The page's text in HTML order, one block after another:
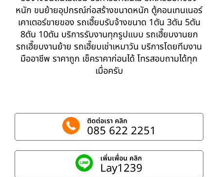
หนัก ขนย้ายอุปกรณ์ก่อสร้างขนาดหนัก ตู้คอนเทนเนอร์
เคาเตอร์ขายของ รถเฮี๊ยบรับจ้างขนาด 1ตัน 3ตัน 5ตัน
8ตัน 10ตัน บริการรับงานทุกรูปแบบ รถเฮี๊ยบงานยก
รถเฮี๊ยบงานย้าย รถเฮี๊ยบเช่าเหมาวัน บริการโดยทีมงาน
มืออาชีพ ราคาถูก เช็คราคาก่อนได้ โทรสอบถามได้ทุก
เมื่อครับ
ติดต่อเรา คลิก
085 622 2251
เพิ่มเพื่อน คลิก
Lay1239